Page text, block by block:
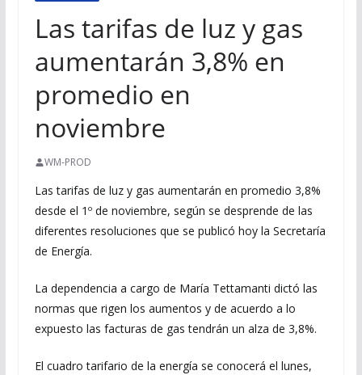
Las tarifas de luz y gas
aumentarán 3,8% en
promedio en
noviembre
WM-PROD
Las tarifas de luz y gas aumentarán en promedio 3,8%
desde el 1º de noviembre, según se desprende de las
diferentes resoluciones que se publicó hoy la Secretaría
de Energía.
La dependencia a cargo de María Tettamanti dictó las
normas que rigen los aumentos y de acuerdo a lo
expuesto las facturas de gas tendrán un alza de 3,8%.
El cuadro tarifario de la energía se conocerá el lunes,